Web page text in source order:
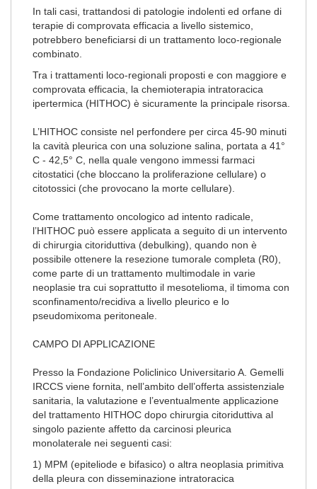
In tali casi, trattandosi di patologie indolenti ed orfane di
terapie di comprovata efficacia a livello sistemico,
potrebbero beneficiarsi di un trattamento loco-regionale
combinato.
Tra i trattamenti loco-regionali proposti e con maggiore e
comprovata efficacia, la chemioterapia intratoracica
ipertermica (HITHOC) è sicuramente la principale risorsa.
L’HITHOC consiste nel perfondere per circa 45-90 minuti
la cavità pleurica con una soluzione salina, portata a 41°
C - 42,5° C, nella quale vengono immessi farmaci
citostatici (che bloccano la proliferazione cellulare) o
citotossici (che provocano la morte cellulare).
Come trattamento oncologico ad intento radicale,
l’HITHOC può essere applicata a seguito di un intervento
di chirurgia citoriduttiva (debulking), quando non è
possibile ottenere la resezione tumorale completa (R0),
come parte di un trattamento multimodale in varie
neoplasie tra cui soprattutto il mesotelioma, il timoma con
sconfinamento/recidiva a livello pleurico e lo
pseudomixoma peritoneale.
CAMPO DI APPLICAZIONE
Presso la Fondazione Policlinico Universitario A. Gemelli
IRCCS viene fornita, nell’ambito dell’offerta assistenziale
sanitaria, la valutazione e l’eventualmente applicazione
del trattamento HITHOC dopo chirurgia citoriduttiva al
singolo paziente affetto da carcinosi pleurica
monolaterale nei seguenti casi:
1) MPM (epiteliode e bifasico) o altra neoplasia primitiva
della pleura con disseminazione intratoracica